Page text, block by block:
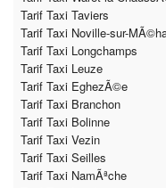
Tarif Taxi Taviers
Tarif Taxi Noville-sur-
Tarif Taxi Longchamps
Tarif Taxi Leuze
Tarif Taxi EghezÃ©e
Tarif Taxi Branchon
Tarif Taxi Bolinne
Tarif Taxi Vezin
Tarif Taxi Seilles
Tarif Taxi NamÃªche